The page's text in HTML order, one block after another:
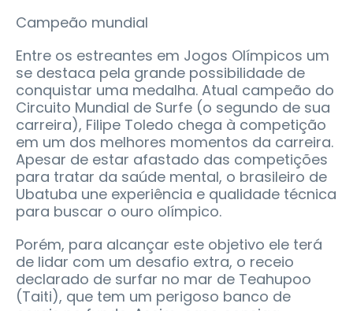
Campeão mundial
Entre os estreantes em Jogos Olímpicos um
se destaca pela grande possibilidade de
conquistar uma medalha. Atual campeão do
Circuito Mundial de Surfe (o segundo de sua
carreira), Filipe Toledo chega à competição
em um dos melhores momentos da carreira.
Apesar de estar afastado das competições
para tratar da saúde mental, o brasileiro de
Ubatuba une experiência e qualidade técnica
para buscar o ouro olímpico.
Porém, para alcançar este objetivo ele terá
de lidar com um desafio extra, o receio
declarado de surfar no mar de Teahupoo
(Taiti), que tem um perigoso banco de